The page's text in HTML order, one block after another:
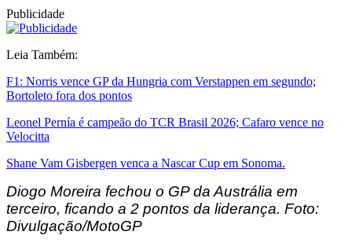
Publicidade
Leia Também:
F1: Norris vence GP da Hungria com Verstappen em segundo;
Bortoleto fora dos pontos
Leonel Pernía é campeão do TCR Brasil 2026; Cafaro vence no
Velocitta
Shane Vam Gisbergen venca a Nascar Cup em Sonoma.
Diogo Moreira fechou o GP da Austrália em
terceiro, ficando a 2 pontos da liderança. Foto:
Divulgação/MotoGP